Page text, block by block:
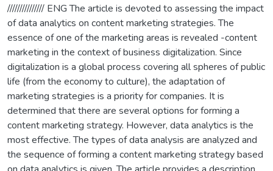
/////////////// ENG The article is devoted to assessing the impact
of data analytics on content marketing strategies. The
essence of one of the marketing areas is revealed -content
marketing in the context of business digitalization. Since
digitalization is a global process covering all spheres of public
life (from the economy to culture), the adaptation of
marketing strategies is a priority for companies. It is
determined that there are several options for forming a
content marketing strategy. However, data analytics is the
most effective. The types of data analysis are analyzed and
the sequence of forming a content marketing strategy based